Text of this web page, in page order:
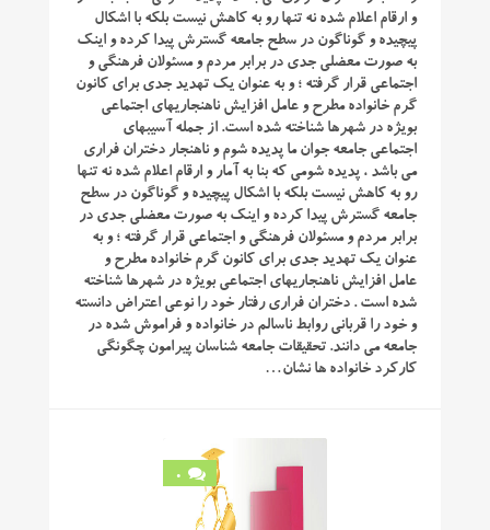
و ارقام اعلام شده نه تنها رو به كاهش نیست بلكه با اشكال
پیچیده و گوناگون در سطح جامعه گسترش پیدا كرده و اینک
به صورت معضلی جدی در برابر مردم و مسئولان فرهنگی و
اجتماعی قرار گرفته ؛ و به عنوان یک تهدید جدی برای كانون
گرم خانواده مطرح و عامل افزایش ناهنجاریهای اجتماعی
بوی‍ژه در شهرها شناخته شده است. از جمله آسیبهای
اجتماعی جامعه جوان ما پدیده شوم و ناهنجار دختران فراری
می باشد ، پدیده شومی كه بنا به آمار و ارقام اعلام شده نه تنها
رو به كاهش نیست بلكه با اشكال پیچیده و گوناگون در سطح
جامعه گسترش پیدا كرده و اینک به صورت معضلی جدی در
برابر مردم و مسئولان فرهنگی و اجتماعی قرار گرفته ؛ و به
عنوان یک تهدید جدی برای كانون گرم خانواده مطرح و
عامل افزایش ناهنجاریهای اجتماعی بوی‍ژه در شهرها شناخته
شده است . دختران فراری رفتار خود را نوعی اعتراض دانسته
و خود را قربانی روابط ناسالم در خانواده و فراموش شده در
جامعه می دانند. تحقیقات جامعه شناسان پیرامون چگونگی
کارکرد خانواده ها نشان…
0